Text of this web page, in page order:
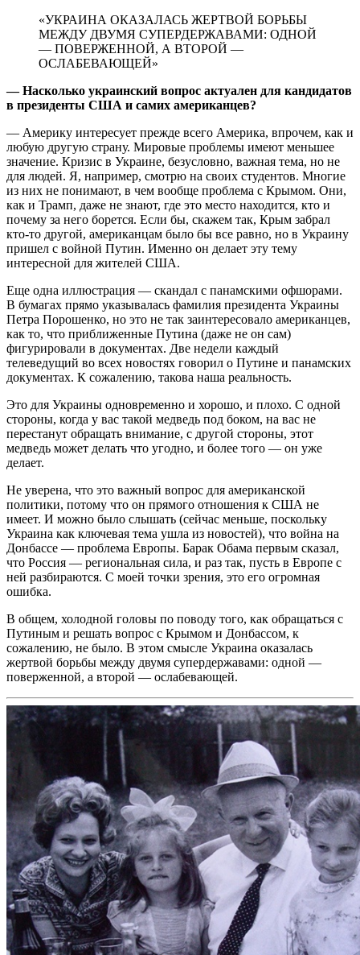
«УКРАИНА ОКАЗАЛАСЬ ЖЕРТВОЙ БОРЬБЫ
МЕЖДУ ДВУМЯ СУПЕРДЕРЖАВАМИ: ОДНОЙ
— ПОВЕРЖЕННОЙ, А ВТОРОЙ —
ОСЛАБЕВАЮЩЕЙ»
— Насколько украинский воп­рос актуален для кандидатов
в президенты США и самих американцев?
— Америку интересует прежде всего Америка, впрочем, как и
любую другую страну. Мировые проблемы имеют меньшее
значение. Кризис в Украине, безусловно, важная тема, но не
для людей. Я, например, смотрю на своих студентов. Многие
из них не понимают, в чем вообще проблема с Крымом. Они,
как и Трамп, даже не знают, где это место находится, кто и
почему за него борется. Если бы, скажем так, Крым забрал
кто-то другой, американцам было бы все равно, но в Украину
пришел с войной Путин. Именно он делает эту тему
интересной для жителей США.
Еще одна иллюстрация — скандал с панамскими офшорами.
В бумагах прямо указывалась фамилия президента Украины
Петра Порошенко, но это не так заинтересовало американцев,
как то, что приближенные Путина (даже не он сам)
фигурировали в документах. Две недели каждый
телеведущий во всех новостях говорил о Путине и панамских
документах. К сожалению, такова наша реальность.
Это для Украины одновременно и хорошо, и плохо. С одной
стороны, когда у вас такой медведь под боком, на вас не
перестанут обращать внимание, с другой стороны, этот
медведь может делать что угодно, и более того — он уже
делает.
Не уверена, что это важный вопрос для американской
политики, потому что он пря­мого отношения к США не
имеет. И можно было слышать (сейчас меньше, поскольку
Украина как ключевая тема ушла из новостей), что война на
Донбассе — проблема Европы. Барак Обама первым сказал,
что Россия — региональная сила, и раз так, пусть в Европе с
ней разбираются. С моей точки зрения, это его огромная
ошибка.
В общем, холодной головы по поводу того, как обращаться с
Путиным и решать вопрос с Крымом и Донбассом, к
сожалению, не было. В этом смысле Украина оказалась
жертвой борьбы между двумя супердержавами: одной —
поверженной, а второй — ослабевающей.